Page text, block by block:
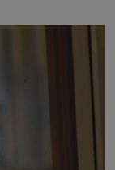
Ohnivá
Lva a
elán.